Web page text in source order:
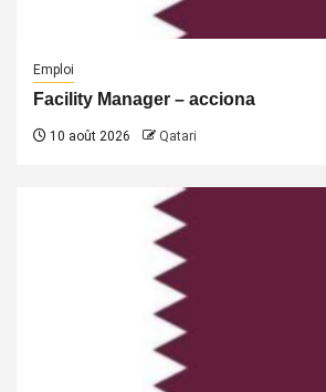
Emploi
Facility Manager – acciona
10 août 2026 Qatari